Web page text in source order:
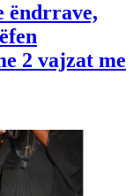
ëndrrave,
2 vajzat me